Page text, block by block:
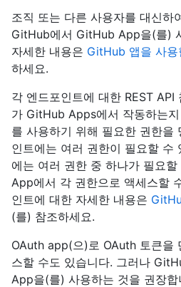
조직 또는 다른 사용자를 대신하
GitHub에서 GitHub App을(를)
자세한 내용은 GitHub 앱을 사용
하세요.
각 엔드포인트에 대한 REST API
가 GitHub Apps에서 작동하는
를 사용하기 위해 필요한 권한을
인트에는 여러 권한이 필요할 수
에는 여러 권한 중 하나가 필요
App에서 각 권한으로 액세스할
인트에 대한 자세한 내용은
(를) 참조하세요.
OAuth app(으)로 OAuth 토큰을
스할 수도 있습니다. 그러나
App을(를) 사용하는 것을 권장